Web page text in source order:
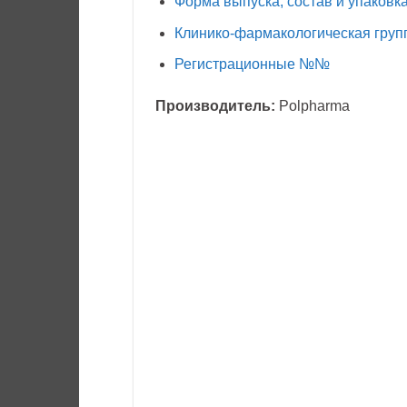
Клинико-фармакологическая
Регистрационные №№
Производитель: Polpharma